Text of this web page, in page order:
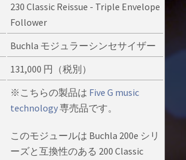
230 Classic Reissue - Triple Envelope
Follower
Buchla モジュラーシンセサイザー
131,000 円（税別）
※こちらの製品は Five G music
technology専売品です。
このモジュールは Buchla 200e シリ
ーズと互換性のある 200 Classic